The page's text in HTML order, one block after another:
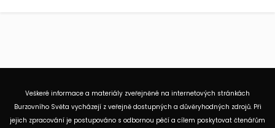
Veškeré informace a materiály zveřejněné na internetových stránkách
Burzovního Světa vycházejí z veřejně dostupných a důvěryhodných zdrojů. Při
jejich zpracování je postupováno s odbornou péčí a cílem poskytovat čtenářům